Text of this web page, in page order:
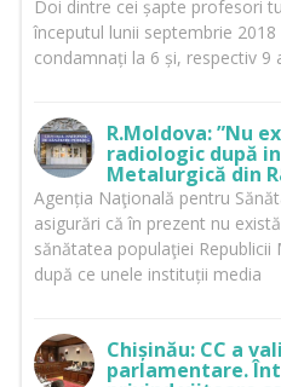
Doi dintre cei șapte profesori
începutul lunii septembrie
condamnați la 6 și, respectiv 9
R.Moldova: ”Nu
radiologic după
Metalurgică din
Agenția Naţională pentru
asigurări că în prezent nu
sănătatea populaţiei Republicii
după ce unele instituții media
Chișinău: CC a
parlamentare.